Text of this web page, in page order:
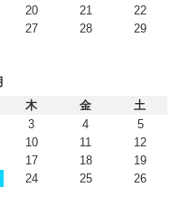
20 21
22
27 28
29
木 金
土
3 4
5
10 11
12
17 18
19
24 25
26